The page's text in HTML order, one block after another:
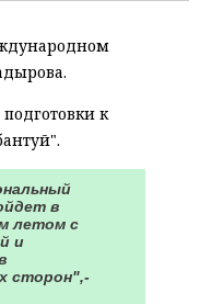
к
в
летом с
и
сторон",-